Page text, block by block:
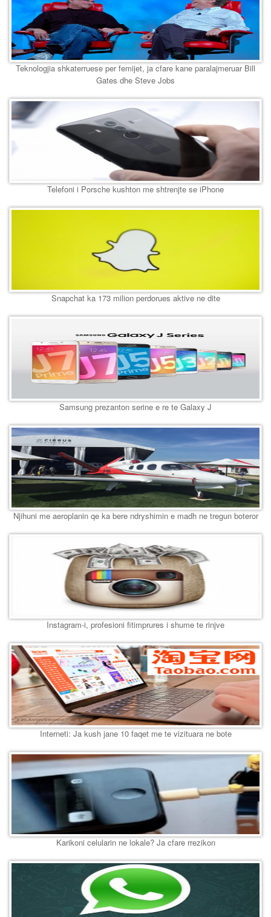
Teknologjia shkaterruese per femijet, ja cfare kane paralajmeruar Bill
Gates dhe Steve Jobs
Telefoni i Porsche kushton me shtrenjte se iPhone
Snapchat ka 173 milion perdorues aktive ne dite
Samsung prezanton serine e re te Galaxy J
Njihuni me aeroplanin qe ka bere ndryshimin e madh ne tregun boteror
Instagram-i, profesioni fitimprures i shume te rinjve
Interneti: Ja kush jane 10 faqet me te vizituara ne bote
Karikoni celularin ne lokale? Ja cfare rrezikon